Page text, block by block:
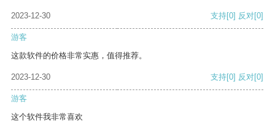
2023-12-30 支持[0] 反对[0]
游客
这款软件的价格非常实惠，值得推荐。
2023-12-30 支持[0] 反对[0]
游客
这个软件我非常喜欢